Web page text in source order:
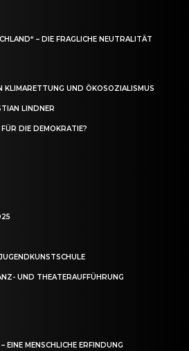
– DIE FRAGLICHE NEUTRALITÄT
KLIMARETTUNG UND ÖKOSOZIALISMUS
LINDNER
DIE DEMOKRATIE?
UND THEATERAUFFÜHRUNG
EINE MENSCHLICHE ERFINDUNG